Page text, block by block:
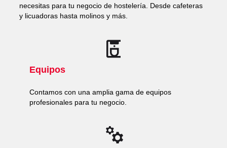
necesitas para tu negocio de hostelería. Desde cafeteras
y licuadoras hasta molinos y más.
Equipos
Contamos con una amplia gama de equipos
profesionales para tu negocio.